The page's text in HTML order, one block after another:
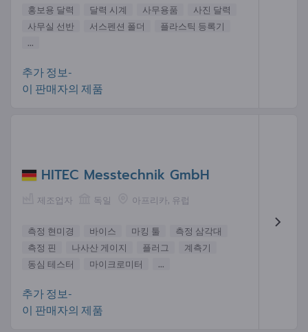
홍보용 달력
달력 시계 사무용품
사진 달력
사무실 선반
서스펜션 폴더
플라스틱 등록기
...
추가 정보-
이 판매자의 제품
HITEC Messtechnik GmbH
제조업자 독일 아프리카, 유럽
측정 현미경 바이스 마킹 툴
측정 삼각대
측정 핀
나사산 게이지 플러그
계측기
동심 테스터
마이크로미터 ...
추가 정보-
이 판매자의 제품